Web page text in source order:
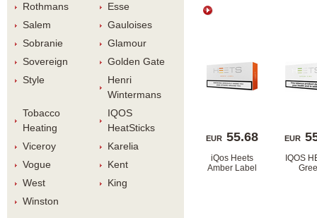
Rothman
Esse
Salem
Gauloise
Sobranie
Glamour
Sovereign
Golden Gate
Style
Henri
Winterman
Tobacco
Heating
IQOS
HeatStick
Viceroy
Karelia
Vogue
Kent
West
King
Winston
EUR 55.68
iQos Heets
Amber Label
EUR
IQOS